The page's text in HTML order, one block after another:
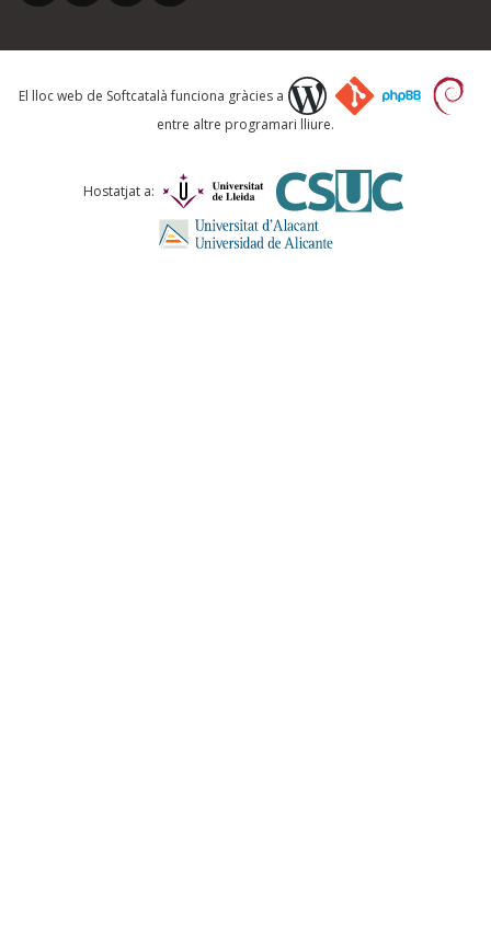
El lloc web de Softcatalà funciona gràcies a
entre altre programari lliure.
Hostatjat a: